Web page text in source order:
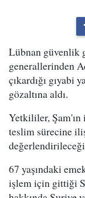
Lübnan güvenlik
generallerinden
çıkardığı gıyabi
gözaltına aldı.
Yetkililer, Şam'ın
teslim sürecine
67 yaşındaki
işlem için gittiği